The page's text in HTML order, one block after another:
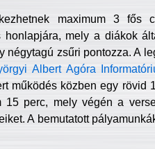
maximum 3 fős
mely a diákok
négytagú zsűri pontozza. A
Albert Agóra
működés közben egy
15 perc, mely végén a
A bemutatott